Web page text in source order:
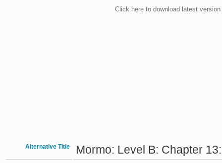
Click here to download latest version
Alternative Title Mormo: Level B: Chapter